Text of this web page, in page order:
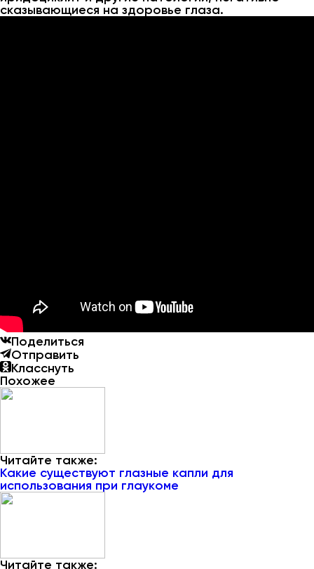
сказывающиеся на здоровье глаза.
Поделиться
Отправить
Класснуть
Похожее
Читайте также:
Какие существуют глазные капли для
использования при глаукоме
Читайте также: